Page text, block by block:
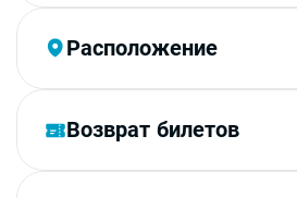
Расположение
Возврат билетов